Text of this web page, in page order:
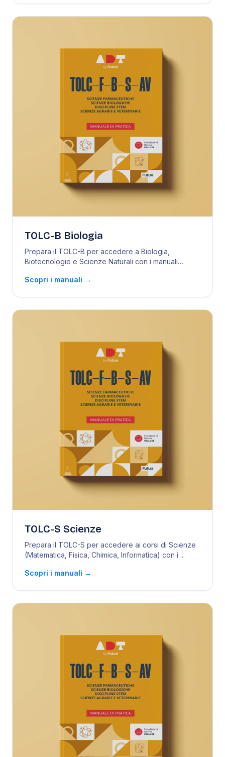
TOLC-B Biologia
Prepara il TOLC-B per accedere a Biologia,
Biotecnologie e Scienze Naturali con i manuali
Scopri i manuali →
TOLC-S Scienze
Prepara il TOLC-S per accedere ai corsi di Scienze
(Matematica, Fisica, Chimica, Informatica) con i ...
Scopri i manuali →